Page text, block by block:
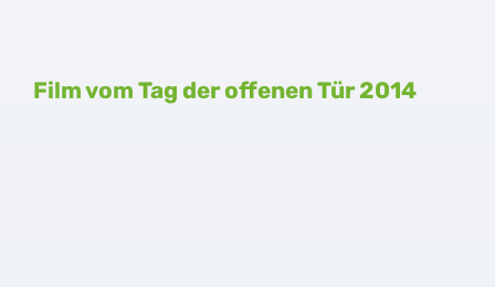
Film vom Tag der offenen Tür 2014